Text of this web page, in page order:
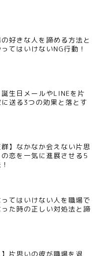
好きな人を諦める方法と
てはいけないNG行動！
誕生日メールやLINEを片
送る3つの効果と落とす
群】なかなか会えない片思
の恋を一気に進展させる5
てはいけない人を職場で
た時の正しい対処法と諦
】片思いの彼が職場を退